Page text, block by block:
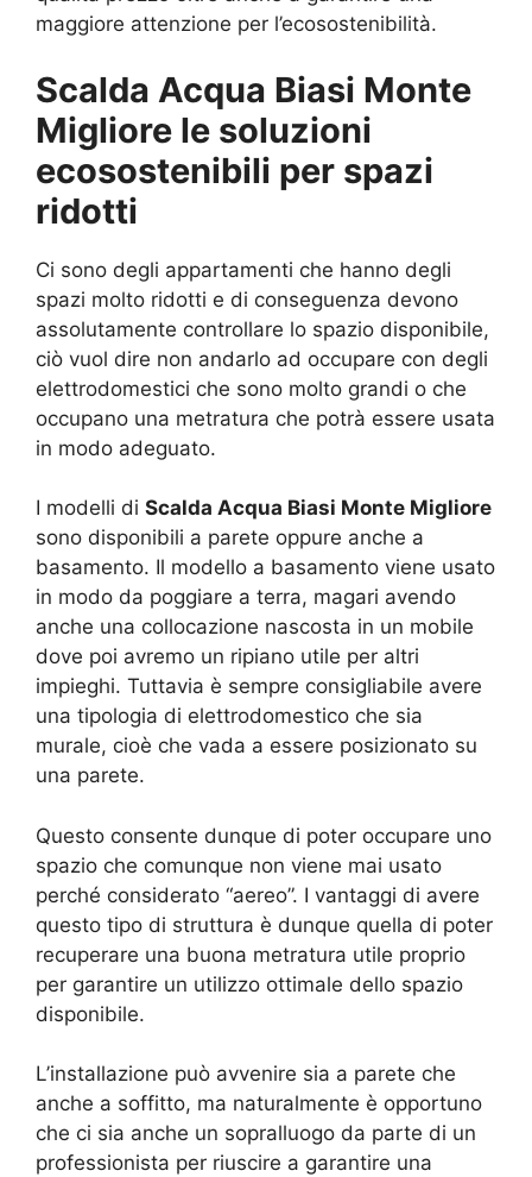
maggiore attenzione per l’ecosostenibilità.
Scalda Acqua Biasi Monte
Migliore le soluzioni
ecosostenibili per spazi
ridotti
Ci sono degli appartamenti che hanno degli
spazi molto ridotti e di conseguenza devono
assolutamente controllare lo spazio disponibile,
ciò vuol dire non andarlo ad occupare con degli
elettrodomestici che sono molto grandi o che
occupano una metratura che potrà essere usata
in modo adeguato.
I modelli di Scalda Acqua Biasi Monte Migliore
sono disponibili a parete oppure anche a
basamento. Il modello a basamento viene usato
in modo da poggiare a terra, magari avendo
anche una collocazione nascosta in un mobile
dove poi avremo un ripiano utile per altri
impieghi. Tuttavia è sempre consigliabile avere
una tipologia di elettrodomestico che sia
murale, cioè che vada a essere posizionato su
una parete.
Questo consente dunque di poter occupare uno
spazio che comunque non viene mai usato
perché considerato “aereo”. I vantaggi di avere
questo tipo di struttura è dunque quella di poter
recuperare una buona metratura utile proprio
per garantire un utilizzo ottimale dello spazio
disponibile.
L’installazione può avvenire sia a parete che
anche a soffitto, ma naturalmente è opportuno
che ci sia anche un sopralluogo da parte di un
professionista per riuscire a garantire una